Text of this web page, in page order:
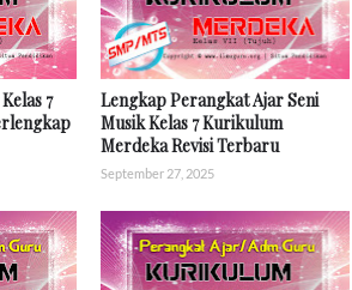
7
Lengkap Perangkat Ajar Seni
Musik Kelas 7 Kurikulum
Merdeka Revisi Terbaru
September 27, 2025